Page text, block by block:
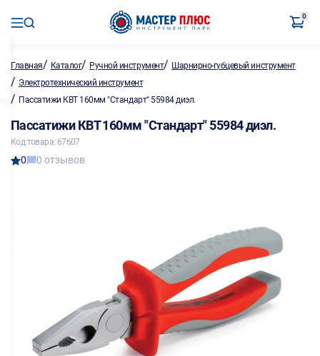
0
Главная/ Каталог/ Ручной инструмент/ Шарнирно-губцевый инструмент
/ Электротехнический инструмент
/ Пассатижи КВТ 160мм "Стандарт" 55984 диэл.
Пассатижи КВТ 160мм "Стандарт" 55984 диэл.
Код товара: 67607
0 0 отзывов